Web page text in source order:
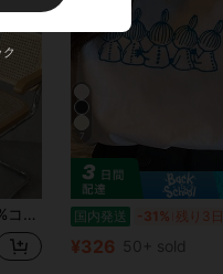
快適 韓国風トップス ス キャラクター tシャツ 国内発送 国内発送 -31% 残り3日
¥326 50+ sold